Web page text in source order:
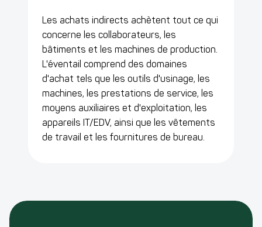
Les achats indirects achètent tout ce qui
concerne les collaborateurs, les
bâtiments et les machines de production.
L'éventail comprend des domaines
d'achat tels que les outils d'usinage, les
machines, les prestations de service, les
moyens auxiliaires et d'exploitation, les
appareils IT/EDV, ainsi que les vêtements
de travail et les fournitures de bureau.